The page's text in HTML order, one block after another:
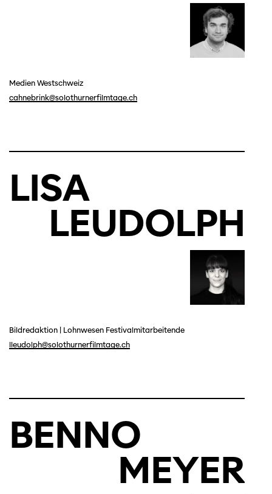
Medien Westschweiz
cahnebrink@solothurnerfilmtage.ch
LISA
LEUDOLPH
Bildredaktion
Lohnwesen Festivalmitarbeitende
lleudolph@solothurnerfilmtage.ch
BENNO
MEYER